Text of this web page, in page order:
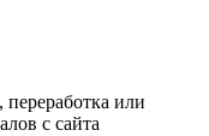
или
с сайта